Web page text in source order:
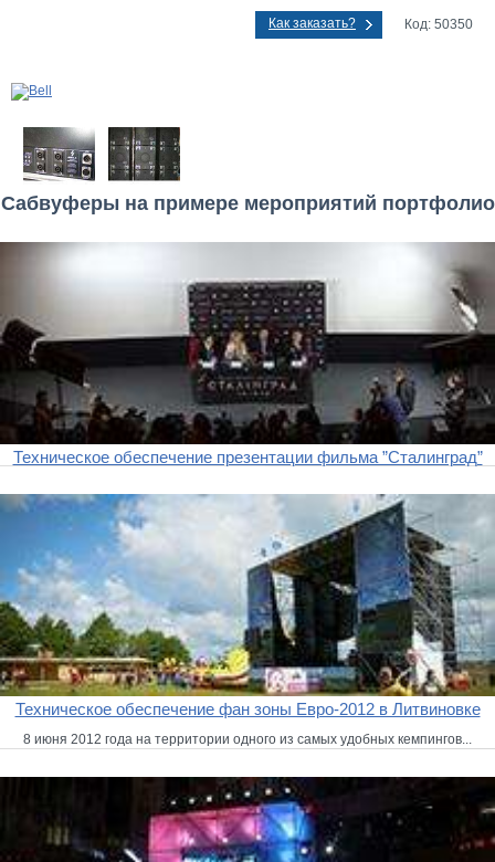
Как заказать? Код: 50350
Сабвуферы на примере мероприятий портфолио
Техническое обеспечение презентации фильма ”Сталинград”
Техническое обеспечение фан зоны Евро-2012 в Литвиновке
8 июня 2012 года на территории одного из самых удобных кемпингов...